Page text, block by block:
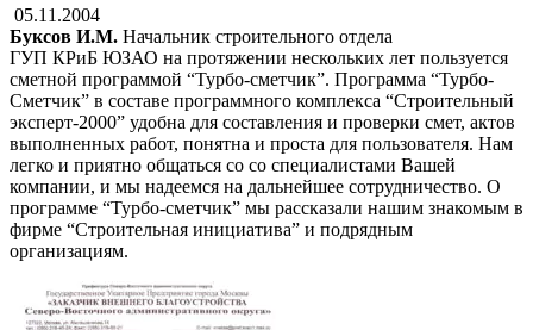
05.11.2004
Буксов И.М. Начальник строительного отдела
ГУП КРиБ ЮЗАО на протяжении нескольких лет пользуется
сметной программой “Турбо-сметчик”. Программа “Турбо-
Сметчик” в составе программного комплекса “Строительный
эксперт-2000” удобна для составления и проверки смет, актов
выполненных работ, понятна и проста для пользователя. Нам
легко и приятно общаться со со специалистами Вашей
компании, и мы надеемся на дальнейшее сотрудничество. О
программе “Турбо-сметчик” мы рассказали нашим знакомым в
фирме “Строительная инициатива” и подрядным
организациям.